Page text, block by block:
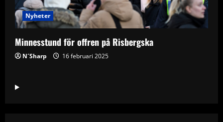
Nyheter
Minnesstund för offren på Risbergska
N´Sharp 16 februari 2025